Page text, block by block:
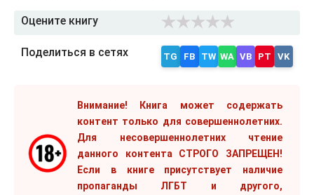
Оцените книгу
Поделиться в сетях TG FB TW WA VB PT VK
Внимание! Книга может содержать
контент только для совершеннолетних.
Для несовершеннолетних чтение
данного контента СТРОГО ЗАПРЕЩЕН!
Если в книге присутствует наличие
пропаганды ЛГБТ и другого,